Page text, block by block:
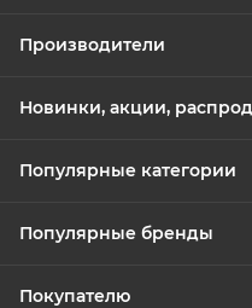
Производители
Новинки, акции,
Популярные категории
Популярные бренды
Покупателю